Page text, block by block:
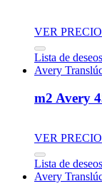
VER PRECIO
Lista de deseos
Avery
m2 Avery
VER PRECIO
Lista de deseos
Avery